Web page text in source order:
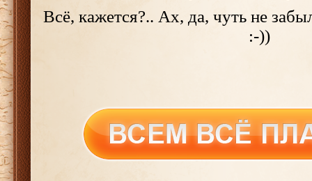
Всё, кажется?.. Ах, да, чуть не
:-))